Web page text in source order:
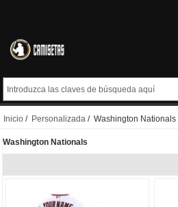
Inicio / Personalizada / Washington Nationals
Washington Nationals